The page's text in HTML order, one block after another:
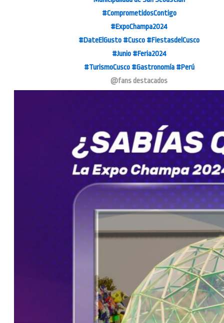
#ComprometidosContigo
#ExpoChampa2024
#DateElGusto #Cusco #FiestasdelCusco
#Junio #Feria2024
#TurismoCusco #Gastronomía #Perú
@fans destacados